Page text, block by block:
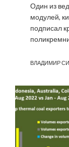
Один из
модулей,
подписал
ВЛАДИМИР